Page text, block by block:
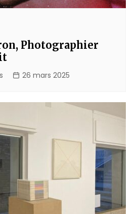
Photographier
26 mars 2025